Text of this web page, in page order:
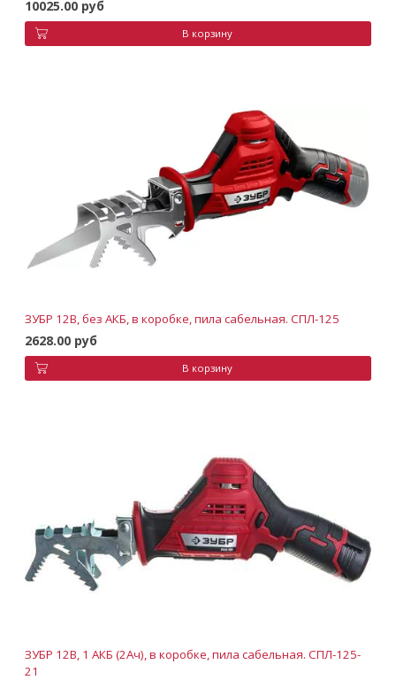
10025.00 руб
В корзину
ЗУБР 12В, без АКБ, в коробке, пила сабельная. СПЛ-125
2628.00 руб
В корзину
ЗУБР 12В, 1 АКБ (2Ач), в коробке, пила сабельная. СПЛ-125-
21